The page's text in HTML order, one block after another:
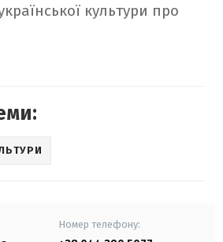
культури про
Номер телефону: